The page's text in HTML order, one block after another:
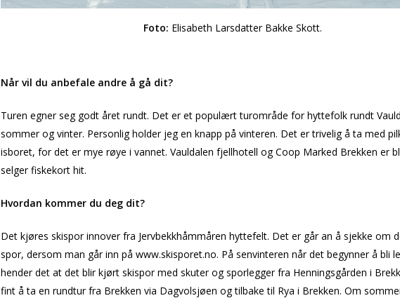
Foto: Elisabeth Larsdatter Bakke Skott.
Når vil du anbefale andre å gå dit?
Turen egner seg godt året rundt. Det er et populært turområde for hyttefolk rundt
sommer og vinter. Personlig holder jeg en knapp på vinteren. Det er trivelig å ta med
isboret, for det er mye røye i vannet. Vauldalen fjellhotell og Coop Marked Brekken er
selger fiskekort hit.
Hvordan kommer du deg dit?
Det kjøres skispor innover fra Jervbekkhåmmåren hyttefelt. Det er går an å sjekke om
spor, dersom man går inn på www.skisporet.no. På senvinteren når det begynner å bli
hender det at det blir kjørt skispor med skuter og sporlegger fra Henningsgården i
fint å ta en rundtur fra Brekken via Dagvolsjøen og tilbake til Rya i Brekken. Om